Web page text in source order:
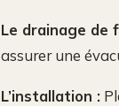
Le drainage de
assurer une
L’installation :